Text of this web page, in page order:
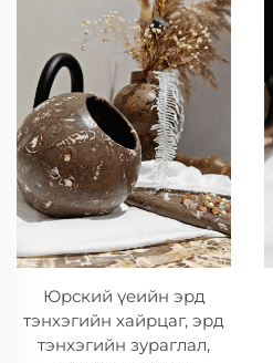
Юрский үеийн эрд
тэнхэгийн хайрцаг, эрд
тэнхэгийн зураглал,